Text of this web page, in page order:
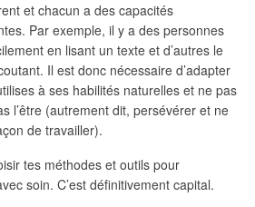
et chacun a des capacités
Par exemple, il y a des personnes
en lisant un texte et d’autres le
Il est donc nécessaire d’adapter
à ses habilités naturelles et ne pas
l’être (autrement dit, persévérer et ne
de travailler).
tes méthodes et outils pour
soin. C’est définitivement capital.